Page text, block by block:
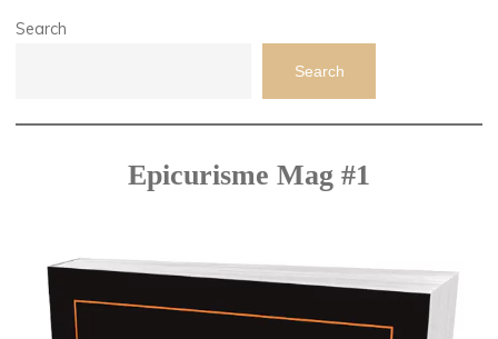
Search
Search
Epicurisme Mag #1